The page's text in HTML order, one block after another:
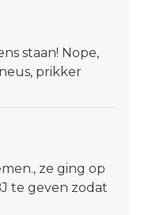
staan! Nope,
prikker
ze ging op
te geven zodat